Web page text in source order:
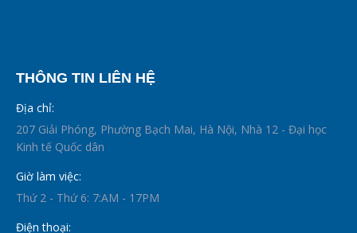
THÔNG TIN LIÊN HỆ
Địa chỉ:
207 Giải Phóng, Phường Bạch Mai, Hà Nội, Nhà 12 - Đại học
Kinh tế Quốc dân
Giờ làm việc:
Thứ 2 - Thứ 6: 7:AM - 17PM
Điện thoại: